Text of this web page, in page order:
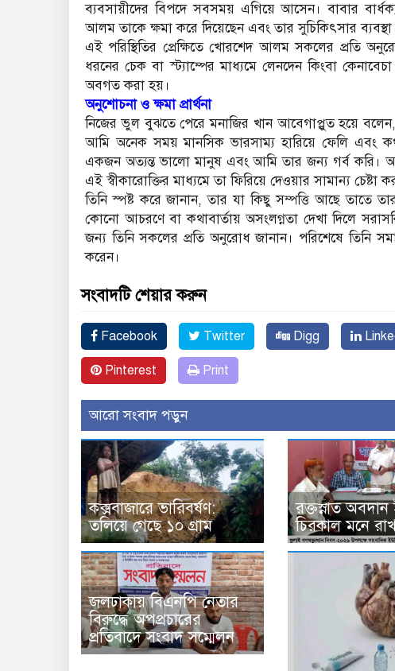
ব্যবসায়ীদের বিপদে সবসময় এগিয়ে আসেন। বাবার
আলম তাকে ক্ষমা করে দিয়েছেন এবং তার সুচিকিৎসার
​এই পরিস্থিতির প্রেক্ষিতে খোরশেদ আলম সকলের প্রতি
ধরনের চেক বা স্ট্যাম্পের মাধ্যমে লেনদেন কিংবা
অবগত করা হয়।
​অনুশোচনা ও ক্ষমা প্রার্থনা
​নিজের ভুল বুঝতে পেরে মনাজির খান আবেগাপ্লুত হয়ে
আমি অনেক সময় মানসিক ভারসাম্য হারিয়ে ফেলি
একজন অত্যন্ত ভালো মানুষ এবং আমি তার জন্য গর্ব করি।
এই স্বীকারোক্তির মাধ্যমে তা ফিরিয়ে দেওয়ার সামান্য চেষ্টা
​তিনি স্পষ্ট করে জানান, তার যা কিছু সম্পত্তি আছে তাতে
কোনো আচরণে বা কথাবার্তায় অসংলগ্নতা দেখা দিলে
জন্য তিনি সকলের প্রতি অনুরোধ জানান। পরিশেষে তিনি
করেন।
সংবাদটি শেয়ার করুন
Facebook Twitter Digg
Pinterest Print
আরো সংবাদ পড়ুন
কক্সবাজারে ভারিবর্ষণ:
তলিয়ে গেছে ১০ গ্রাম
রক্তস্নাত অবদান
চিরকাল মনে
জলঢাকায় বিএনপি নেতার
বিরুদ্ধে অপপ্রচারের
প্রতিবাদে সংবাদ সম্মেলন